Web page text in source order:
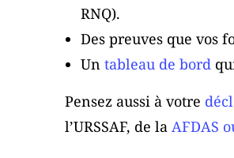
RNQ).
Des preuves que vos
Un tableau de bord
Pensez aussi à votre
l’URSSAF, de la AFDAS